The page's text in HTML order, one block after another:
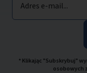
Adres e-mail...
* Klikając "Subskrybuj"
osobowych